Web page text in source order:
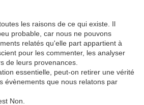
les raisons de ce qui existe. Il
probable, car nous ne pouvons
relatés qu'elle part appartient à
pour les commenter, les analyser
de leurs provenances.
essentielle, peut-on retirer une vérité
évènements que nous relatons par
Non.